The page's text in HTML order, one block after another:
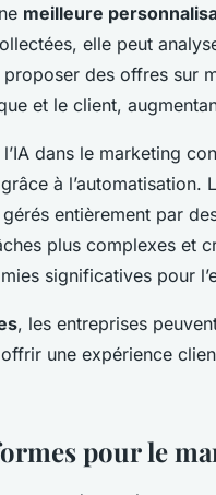
meilleure
elle peut
des offres sur
et le client,
dans le marketing
grâce à l’automatisation.
entièrement par
plus complexes et
significatives pour
, les entreprises
une expérience
pour le